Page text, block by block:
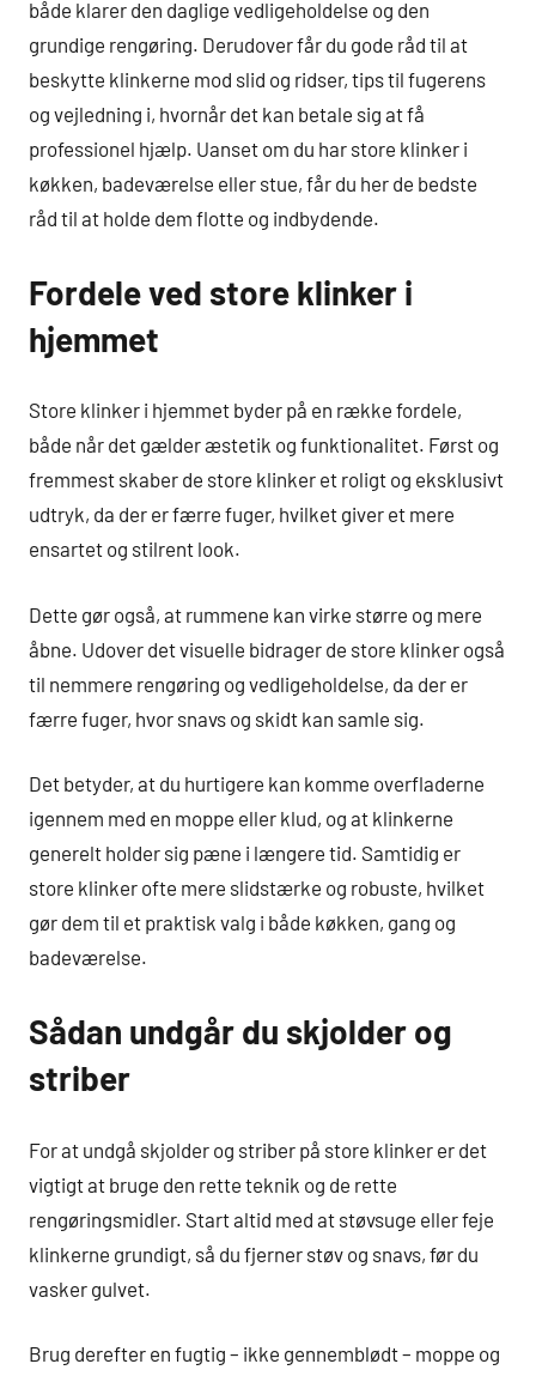
både klarer den daglige vedligeholdelse og den
grundige rengøring. Derudover får du gode råd til at
beskytte klinkerne mod slid og ridser, tips til fugerens
og vejledning i, hvornår det kan betale sig at få
professionel hjælp. Uanset om du har store klinker i
køkken, badeværelse eller stue, får du her de bedste
råd til at holde dem flotte og indbydende.
Fordele ved store klinker i
hjemmet
Store klinker i hjemmet byder på en række fordele,
både når det gælder æstetik og funktionalitet. Først og
fremmest skaber de store klinker et roligt og eksklusivt
udtryk, da der er færre fuger, hvilket giver et mere
ensartet og stilrent look.
Dette gør også, at rummene kan virke større og mere
åbne. Udover det visuelle bidrager de store klinker også
til nemmere rengøring og vedligeholdelse, da der er
færre fuger, hvor snavs og skidt kan samle sig.
Det betyder, at du hurtigere kan komme overfladerne
igennem med en moppe eller klud, og at klinkerne
generelt holder sig pæne i længere tid. Samtidig er
store klinker ofte mere slidstærke og robuste, hvilket
gør dem til et praktisk valg i både køkken, gang og
badeværelse.
Sådan undgår du skjolder og
striber
For at undgå skjolder og striber på store klinker er det
vigtigt at bruge den rette teknik og de rette
rengøringsmidler. Start altid med at støvsuge eller feje
klinkerne grundigt, så du fjerner støv og snavs, før du
vasker gulvet.
Brug derefter en fugtig – ikke gennemblødt – moppe og